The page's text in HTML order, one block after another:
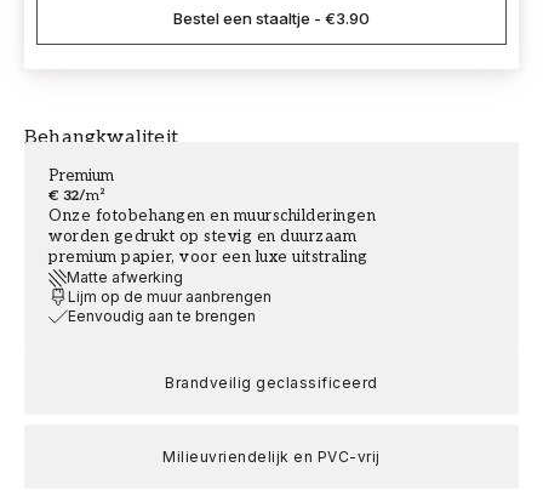
Behangkwaliteit
Premium
€ 32/m²
Onze fotobehangen en muurschilderingen
worden gedrukt op stevig en duurzaam
premium papier, voor een luxe uitstraling
Matte afwerking
Lijm op de muur aanbrengen
Eenvoudig aan te brengen
Brandveilig geclassificeerd
Milieuvriendelijk en PVC-vrij
Bestel een staaltje - €3.90